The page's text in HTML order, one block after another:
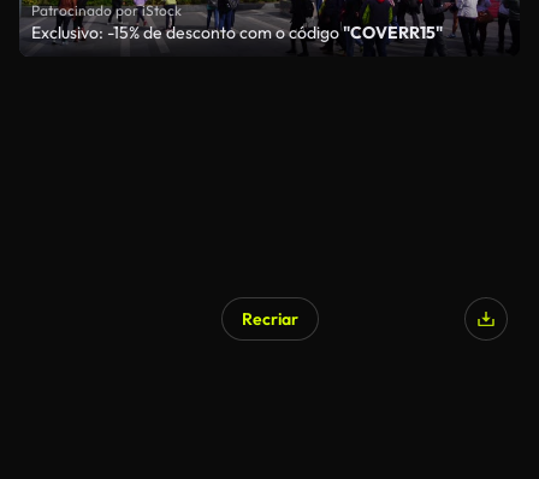
Patrocinado por iStock
Exclusivo: -15% de desconto com o código"COVERR15"
Recriar